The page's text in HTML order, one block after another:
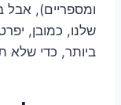
ומספריים), אבל
שלנו, כמובן,
ביותר, כדי שלא